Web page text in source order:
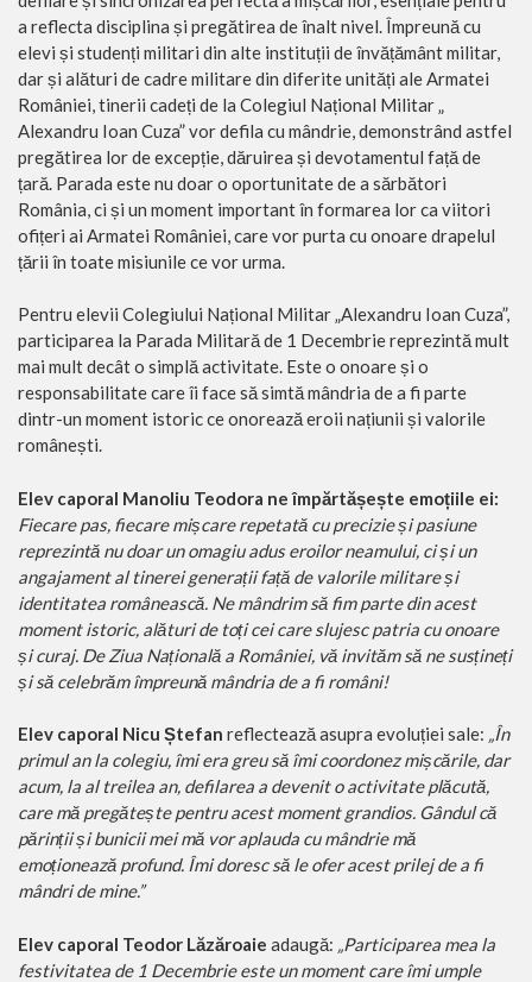
a reflecta disciplina și pregătirea de înalt nivel. Împreună cu
elevi și studenți militari din alte instituții de învățământ militar,
dar și alături de cadre militare din diferite unități ale Armatei
României, tinerii cadeți de la Colegiul Național Militar „
Alexandru Ioan Cuza” vor defila cu mândrie, demonstrând astfel
pregătirea lor de excepție, dăruirea și devotamentul față de
țară. Parada este nu doar o oportunitate de a sărbători
România, ci și un moment important în formarea lor ca viitori
ofițeri ai Armatei României, care vor purta cu onoare drapelul
țării în toate misiunile ce vor urma.
Pentru elevii Colegiului Național Militar „Alexandru Ioan Cuza”,
participarea la Parada Militară de 1 Decembrie reprezintă mult
mai mult decât o simplă activitate. Este o onoare și o
responsabilitate care îi face să simtă mândria de a fi parte
dintr-un moment istoric ce onorează eroii națiunii și valorile
românești.
Elev caporal Manoliu Teodora ne împărtășește emoțiile ei:
Fiecare pas, fiecare mișcare repetată cu precizie și pasiune
reprezintă nu doar un omagiu adus eroilor neamului, ci și un
angajament al tinerei generații față de valorile militare și
identitatea românească. Ne mândrim să fim parte din acest
moment istoric, alături de toți cei care slujesc patria cu onoare
și curaj. De Ziua Națională a României, vă invităm să ne susțineți
și să celebrăm împreună mândria de a fi români!
Elev caporal Nicu Ștefan reflectează asupra evoluției sale: „În
primul an la colegiu, îmi era greu să îmi coordonez mișcările, dar
acum, la al treilea an, defilarea a devenit o activitate plăcută,
care mă pregătește pentru acest moment grandios. Gândul că
părinții și bunicii mei mă vor aplauda cu mândrie mă
emoționează profund. Îmi doresc să le ofer acest prilej de a fi
mândri de mine.”
Elev caporal Teodor Lăzăroaie adaugă: „Participarea mea la
festivitatea de 1 Decembrie este un moment care îmi umple